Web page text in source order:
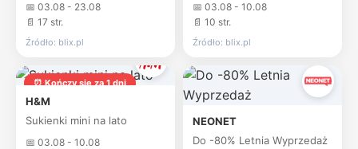
📅 03.08 - 23.08
📄 17 str.
Źródło: blix.pl
📅 03.08 - 10.08
📄 10 str.
Źródło: blix.pl
⏰ Kończy się za 1 dni
H&M
Sukienki mini na lato
📅 03.08 - 10.08
NEONET
Do -80% Letnia Wyprzedaż